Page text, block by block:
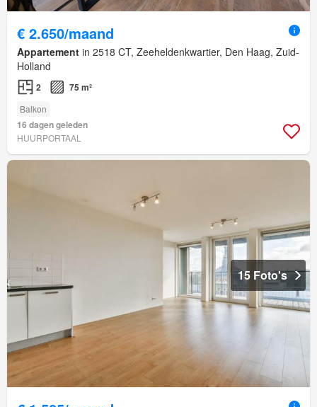
€ 2.650/maand
Appartement in 2518 CT, Zeeheldenkwartier, Den Haag, Zuid-
Holland
2 75 m²
Balkon
16 dagen geleden
HUURPORTAAL
15 Foto's